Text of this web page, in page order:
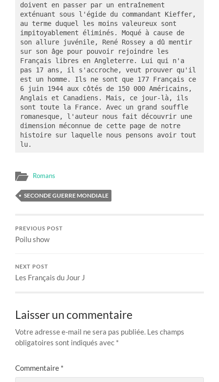
doivent en passer par un entraînement
exténuant sous l'égide du commandant Kieffer,
au terme duquel les moins valeureux sont
impitoyablement éliminés. Moqué à cause de
son allure juvénile, René Rossey a dû mentir
sur son âge pour pouvoir rejoindre les
Français libres en Angleterre. Lui qui n'a
pas 17 ans, il s'accroche, veut prouver qu'il
est un homme. Ils ne sont que 177 Français ce
6 juin 1944 aux côtés de 150 000 Américains,
Anglais et Canadiens. Mais, ce jour-là, ils
sont toute la France. Avec un grand souffle
romanesque, l'auteur nous fait découvrir une
dimension méconnue de cette page de notre
histoire sur laquelle nous pensons avoir tout
lu.
Romans
SECONDE GUERRE MONDIALE
PREVIOUS POST
Poilu show
NEXT POST
Les Français du Jour J
Laisser un commentaire
Votre adresse e-mail ne sera pas publiée. Les champs
obligatoires sont indiqués avec *
Commentaire *